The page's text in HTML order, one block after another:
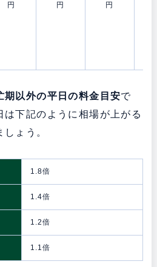
円
円
円
期以外の平日の料金目安で
下記のように相場が上がる
ょう。
1.8倍
1.4倍
1.2倍
1.1倍